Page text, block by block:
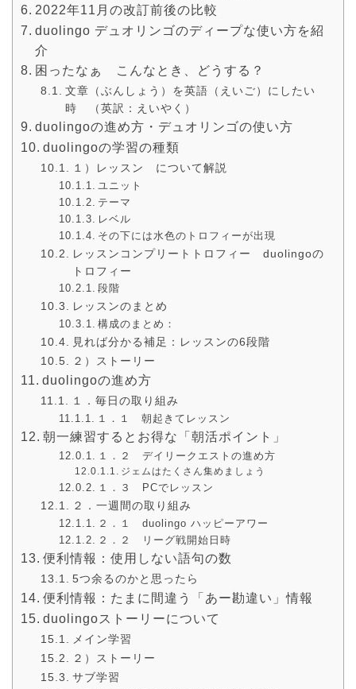
2022年11月の改訂前後の比較
duolingo デュオリンゴのディープな使い方を紹
介
困ったなぁ こんなとき、どうする？
文章（ぶんしょう）を英語（えいご）にしたい
時 （英訳：えいやく）
duolingoの進め方・デュオリンゴの使い方
duolingoの学習の種類
１）レッスン について解説
ユニット
テーマ
レベル
その下には水色のトロフィーが出現
レッスンコンプリートトロフィー duolingoの
トロフィー
段階
レッスンのまとめ
構成のまとめ：
見れば分かる補足：レッスンの6段階
２）ストーリー
duolingoの進め方
１．毎日の取り組み
１．１ 朝起きてレッスン
朝一練習するとお得な「朝活ポイント」
１．２ デイリークエストの進め方
ジェムはたくさん集めましょう
１．３ PCでレッスン
２．一週間の取り組み
２．１ duolingo ハッピーアワー
２．２ リーグ戦開始日時
便利情報：使用しない語句の数
5つ余るのかと思ったら
便利情報：たまに間違う「あー勘違い」情報
duolingoストーリーについて
メイン学習
２）ストーリー
サブ学習